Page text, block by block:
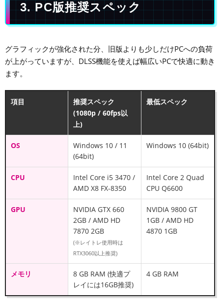
3. PC版推奨スペック
グラフィックが強化された分、旧版よりも少しだけPCへの負荷
が上がっていますが、DLSS機能を使えば幅広いPCで快適に動き
ます。
項目
推奨スペック
(1080p / 60fps以
上)
最低スペック
OS
Windows 10 / 11
(64bit)
Windows 10 (64bit)
CPU
Intel Core i5 3470 /
AMD X8 FX-8350
Intel Core 2 Quad
CPU Q6600
GPU
NVIDIA GTX 660
2GB / AMD HD
7870 2GB
(※レイトレ使用時は
RTX3060以上推奨)
NVIDIA 9800 GT
1GB / AMD HD
4870 1GB
メモリ
8 GB RAM (快適プ
レイには16GB推奨)
4 GB RAM